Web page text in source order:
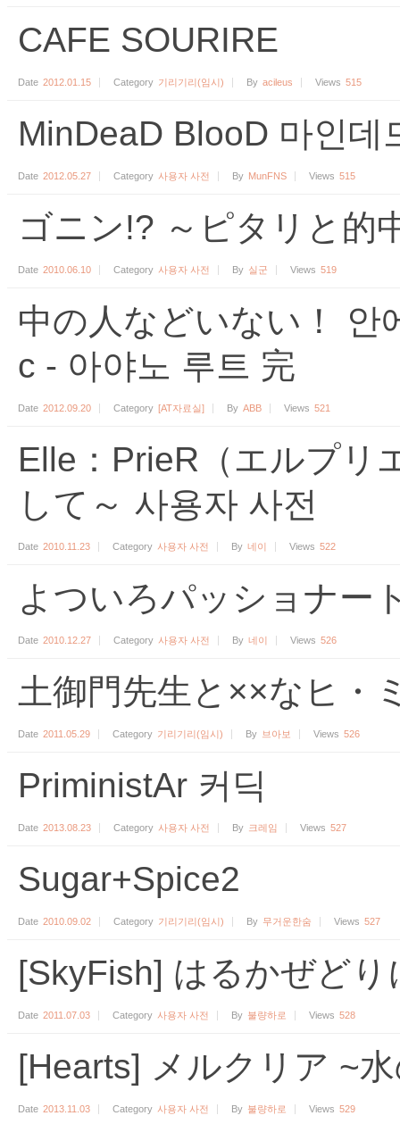
CAFE SOURIRE
Date 2012.01.15 Category 기리기리(임시) By acileus Views 515
MinDeaD BlooD 마인데
Date 2012.05.27 Category 사용자 사전 By MunFNS Views 515
ゴニン!? ～ピタリと的
Date 2010.06.10 Category 사용자 사전 By 실군 Views 519
中の人などいない！ 안
c - 아야노 루트 完
Date 2012.09.20 Category [AT자료실] By ABB Views 521
Elle：PrieR（エルプリ
して～ 사용자 사전
Date 2010.11.23 Category 사용자 사전 By 네이 Views 522
よついろパッショナー
Date 2010.12.27 Category 사용자 사전 By 네이 Views 526
土御門先生と××なヒ・
Date 2011.05.29 Category 기리기리(임시) By 브아보 Views 526
PriministAr 커딕
Date 2013.08.23 Category 사용자 사전 By 크레임 Views 527
Sugar+Spice2
Date 2010.09.02 Category 기리기리(임시) By 무거운한숨 Views 527
[SkyFish] はるかぜど
Date 2011.07.03 Category 사용자 사전 By 불량하로 Views 528
[Hearts] メルクリア ~
Date 2013.11.03 Category 사용자 사전 By 불량하로 Views 529